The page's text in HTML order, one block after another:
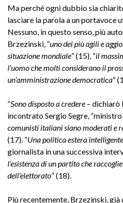
Ma perché ogni dubbio sia
lasciare la parola a un portavoce
Nessuno, in questo senso, più
Brzezinski, “uno dei più agili e
situazione mondiale” (15), “il
l’uomo che molti considerano il
un’amministrazione democratica”
“Sono disposto a credere – dichiarò
incontrato Sergio Segre,
comunisti italiani siano moderati e
(17). “Una politica estera
giornalista in una successiva
l’esistenza di un partito che
dell’elettorato” (18).
Più recentemente, Brzezinski,